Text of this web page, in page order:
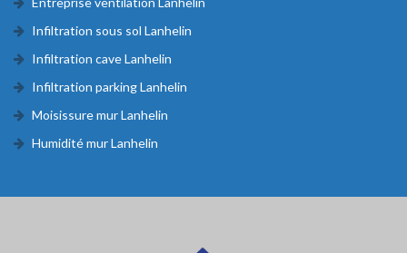
Infiltration sous sol Lanhelin
Infiltration cave Lanhelin
Infiltration parking Lanhelin
Moisissure mur Lanhelin
Humidité mur Lanhelin